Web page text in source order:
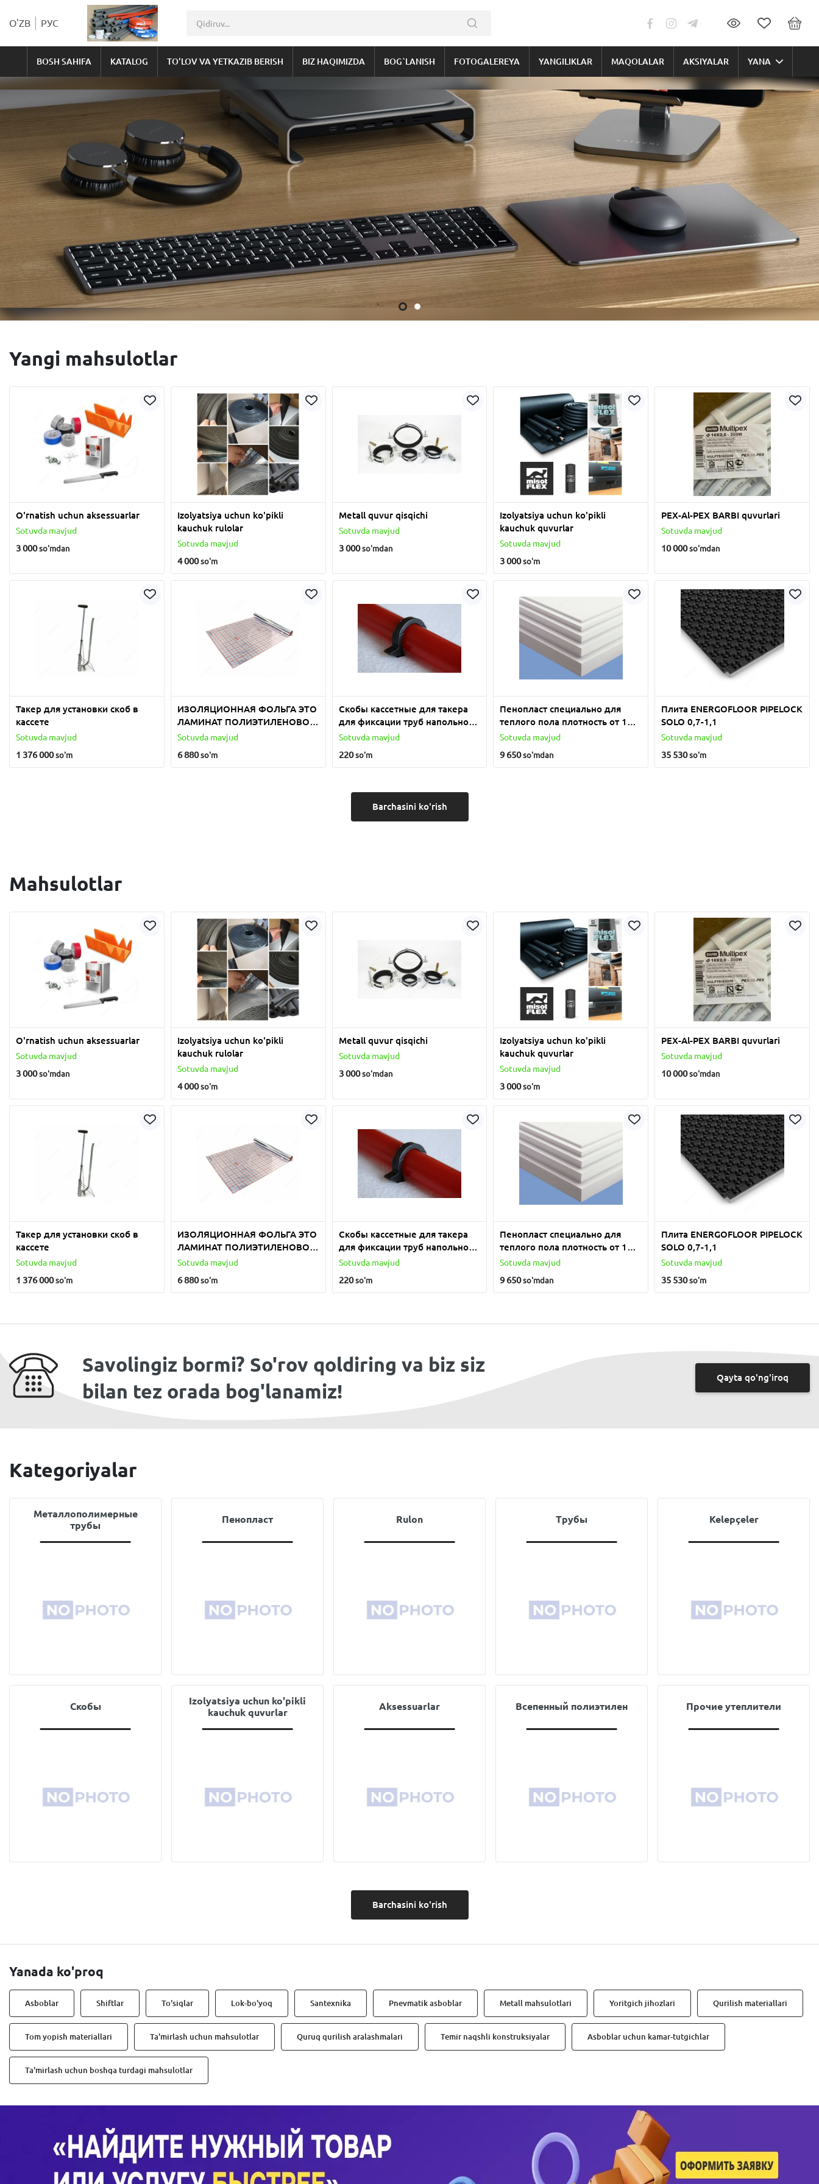
O'ZB РУС
BOSH SAHIFA KATALOG TO'LOV VA YETKAZIB BERISH BIZ HAQIMIZDA BOG`LANISH FOTOGALEREYA YANGILIKLAR MAQOLALAR AKSIYALAR YANA
Yangi mahsulotlar
O'rnatish uchun aksessuarlar
Sotuvda mavjud
3 000so'mdan
Izolyatsiya uchun ko'pikli
kauchuk rulolar
Sotuvda mavjud
4 000so'm
Metall quvur qisqichi
Sotuvda mavjud
3 000so'mdan
Izolyatsiya uchun ko'pikli
kauchuk quvurlar
Sotuvda mavjud
3 000so'm
PEX-Al-PEX BARBI quvurlari
Sotuvda mavjud
10 000so'mdan
Такер для установки скоб в
кассете
Sotuvda mavjud
1 376 000so'm
ИЗОЛЯЦИОННАЯ ФОЛЬГА ЭТО
ЛАМИНАТ ПОЛИЭТИЛЕНОВОЙ
И ПОЛИПРОПИЛЕНОВОЙ
Sotuvda mavjud
6 880so'm
Скобы кассетные для такера
для фиксации труб напольного
отопления
Sotuvda mavjud
220so'm
Пенопласт специально для
теплого пола плотность от 18
до 25
Sotuvda mavjud
9 650so'mdan
Плита ENERGOFLOOR PIPELOCK
SOLO 0,7-1,1
Sotuvda mavjud
35 530so'm
Barchasini ko'rish
Mahsulotlar
O'rnatish uchun aksessuarlar
Sotuvda mavjud
3 000so'mdan
Izolyatsiya uchun ko'pikli
kauchuk rulolar
Sotuvda mavjud
4 000so'm
Metall quvur qisqichi
Sotuvda mavjud
3 000so'mdan
Izolyatsiya uchun ko'pikli
kauchuk quvurlar
Sotuvda mavjud
3 000so'm
PEX-Al-PEX BARBI quvurlari
Sotuvda mavjud
10 000so'mdan
Такер для установки скоб в
кассете
Sotuvda mavjud
1 376 000so'm
ИЗОЛЯЦИОННАЯ ФОЛЬГА ЭТО
ЛАМИНАТ ПОЛИЭТИЛЕНОВОЙ
И ПОЛИПРОПИЛЕНОВОЙ
Sotuvda mavjud
6 880so'm
Скобы кассетные для такера
для фиксации труб напольного
отопления
Sotuvda mavjud
220so'm
Пенопласт специально для
теплого пола плотность от 18
до 25
Sotuvda mavjud
9 650so'mdan
Плита ENERGOFLOOR PIPELOCK
SOLO 0,7-1,1
Sotuvda mavjud
35 530so'm
Kategoriyalar
Металлополимерные
трубы
Пенопласт Rulon Трубы Kelepçeler
Скобы
Izolyatsiya uchun ko'pikli
kauchuk quvurlar
Aksessuarlar Всепенный полиэтилен Прочие утеплители
Barchasini ko'rish
Savolingiz bormi? So'rov qoldiring va biz siz
bilan tez orada bog'lanamiz!
Qayta qo'ng'iroq
Yanada ko'proq
Asboblar Shiftlar To'siqlar Lok-bo'yoq Santexnika Pnevmatik asboblar Metall mahsulotlari Yoritgich jihozlari Qurilish materiallari
Tom yopish materiallari Ta'mirlash uchun mahsulotlar Quruq qurilish aralashmalari Temir naqshli konstruksiyalar Asboblar uchun kamar-tutgichlar
Ta'mirlash uchun boshqa turdagi mahsulotlar